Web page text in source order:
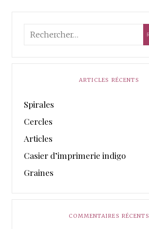
ARTICLES RÉCENTS
Spirales
Cercles
Articles
Casier d’imprimerie indigo
Graines
COMMENTAIRES RÉCENTS